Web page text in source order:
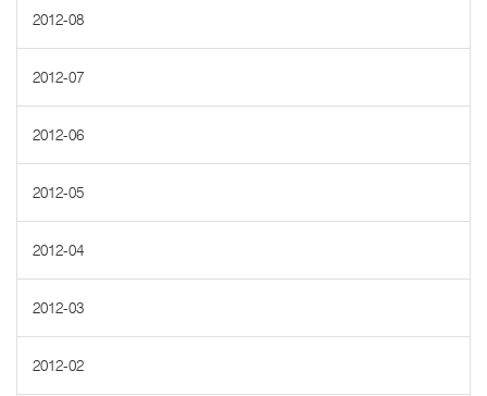
2012-08
2012-07
2012-06
2012-05
2012-04
2012-03
2012-02